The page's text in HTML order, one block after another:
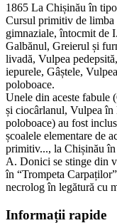
1865 La Chișinău în
Cursul primitiv de limba
gimnaziale, întocmit de
Galbănul, Greierul și
livadă, Vulpea
iepurele, Gâștele,
poloboace.
Unele din aceste fabule
și ciocârlanul, Vulpea în
poloboace) au fost
școalele elementare de
primitiv..., la Chișinău în
A. Donici se stinge din
în “Trompeta
necrolog în legătură cu
Informații rapide